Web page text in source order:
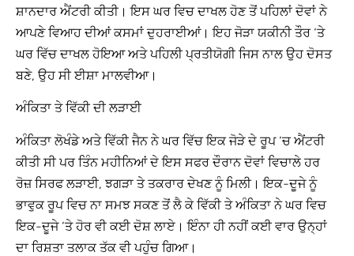
ਸ਼ਾਨਦਾਰ ਐਂਟਰੀ ਕੀਤੀ। ਇਸ ਘਰ ਵਿਚ ਦਾਖਲ ਹੋਣ ਤੋਂ ਪਹਿਲਾਂ ਦੋਵਾਂ ਨੇ
ਆਪਣੇ ਵਿਆਹ ਦੀਆਂ ਕਸਮਾਂ ਦੁਹਰਾਈਆਂ। ਇਹ ਜੋੜਾ ਯਕੀਨੀ ਤੌਰ ‘ਤੇ
ਘਰ ਵਿੱਚ ਦਾਖਲ ਹੋਇਆ ਅਤੇ ਪਹਿਲੀ ਪ੍ਰਤੀਯੋਗੀ ਜਿਸ ਨਾਲ ਉਹ ਦੋਸਤ
ਬਣੇ, ਉਹ ਸੀ ਈਸ਼ਾ ਮਾਲਵੀਆ।
ਅੰਕਿਤਾ ਤੇ ਵਿੱਕੀ ਦੀ ਲੜਾਈ
ਅੰਕਿਤਾ ਲੋਖੰਡੇ ਅਤੇ ਵਿੱਕੀ ਜੈਨ ਨੇ ਘਰ ਵਿੱਚ ਇਕ ਜੋੜੇ ਦੇ ਰੂਪ ‘ਚ ਐਂਟਰੀ
ਕੀਤੀ ਸੀ ਪਰ ਤਿੰਨ ਮਹੀਨਿਆਂ ਦੇ ਇਸ ਸਫਰ ਦੌਰਾਨ ਦੋਵਾਂ ਵਿਚਾਲੇ ਹਰ
ਰੋਜ਼ ਸਿਰਫ ਲੜਾਈ, ਝਗੜਾ ਤੇ ਤਕਰਾਰ ਦੇਖਣ ਨੂੰ ਮਿਲੀ। ਇਕ-ਦੂਜੇ ਨੂੰ
ਭਾਵੁਕ ਰੂਪ ਵਿਚ ਨਾ ਸਮਝ ਸਕਣ ਤੋਂ ਲੈ ਕੇ ਵਿੱਕੀ ਤੇ ਅੰਕਿਤਾ ਨੇ ਘਰ ਵਿਚ
ਇਕ-ਦੂਜੇ ‘ਤੇ ਹੋਰ ਵੀ ਕਈ ਦੋਸ਼ ਲਾਏ। ਇੰਨਾ ਹੀ ਨਹੀਂ ਕਈ ਵਾਰ ਉਨ੍ਹਾਂ
ਦਾ ਰਿਸ਼ਤਾ ਤਲਾਕ ਤੱਕ ਵੀ ਪਹੁੰਚ ਗਿਆ।